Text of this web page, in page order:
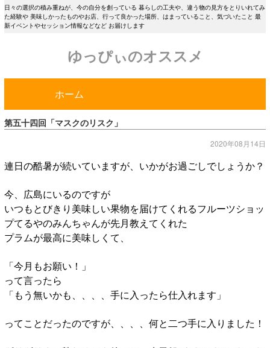
日々の選択の積み重ねが、今の自分を創っている 暮らしの工夫や、違う物の見方をとりいれてみ
た経験や 美味しかったものやお店、行って良かった場所、はまっていること、気づいたこと 最
新イベントやセッション情報などなど お届けします
ゆっぴぃのオススメ
ホーム
第五十四回「マスクのリスク」
2020年08月14日
連日の酷暑が続いていますが、いかがお過ごしでしょうか？
今、広島にいるのですが
いつもとびきり美味しい果物を届けてくれるフルーツショッ
プてるやのみんちゃんが先月教えてくれた
プラムが最高に美味しくて、
「今月もお願い！」
って言ったら
「もう無いかも、、、、手に入ったら仕入れます」
ってことだったのですが、、、、何と二つ手に入りました！